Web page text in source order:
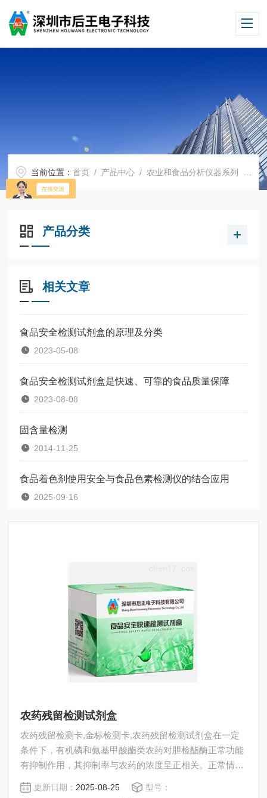
当前位置：首页 / 产品中心 / 农业和食品分析仪器系列 食
产品分类
相关文章
食品安全检测试剂盒的原理及分类
2023-05-08
食品安全检测试剂盒是快速、可靠的食品质量保障
2023-08-08
固含量检测
2014-11-25
食品着色剂使用安全与食品色素检测仪的结合应用
2025-09-16
农药残留检测试剂盒
农药残留检测卡,金标检测卡,农药残留检测试剂盒在一定
条件下，有机磷和氨基甲酸酯类农药对胆检酯酶正常功能
有抑制作用，其抑制率与农药的浓度呈正相关。正常情况
下，酶催化神经传导代谢产物水解，其水解产物与显色剂
反应，产生黄色物质，用分光光度计在412nm处测定吸光
更新日期： 2025-08-25
型号：